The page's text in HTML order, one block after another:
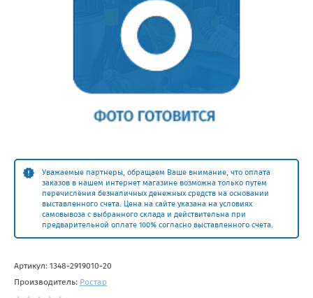
Уважаемые партнеры, обращаем Ваше внимание, что оплата
заказов в нашем интернет магазине возможна только путем
перечисления безналичных денежных средств на основании
выставленного счета. Цена на сайте указана на условиях
самовывоза с выбранного склада и действительна при
предварительной оплате 100% согласно выставленного счета.
Артикул: 1348-2919010-20
Производитель: Ростар